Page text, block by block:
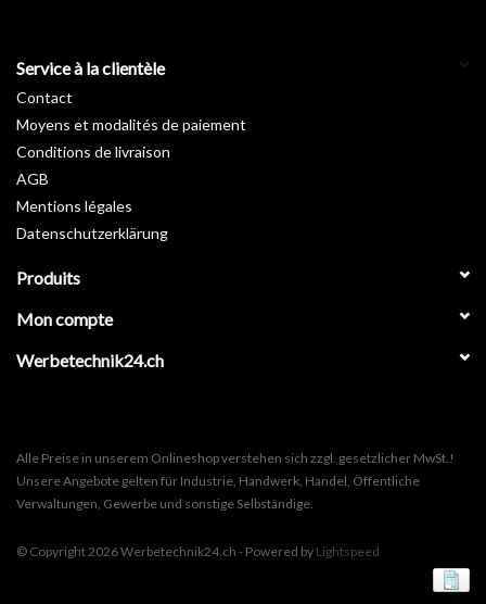
Fiche technique > Téléchargement
Service à la clientèle
Contact
Moyens et modalités de paiement
Conditions de livraison
AGB
Mentions légales
Datenschutzerklärung
Produits
Mon compte
Werbetechnik24.ch
Alle Preise in unserem Onlineshop verstehen sich zzgl. gesetzlicher MwSt.!
Unsere Angebote gelten für Industrie, Handwerk, Handel, Öffentliche
Verwaltungen, Gewerbe und sonstige Selbständige.
© Copyright 2026 Werbetechnik24.ch - Powered by Lightspeed